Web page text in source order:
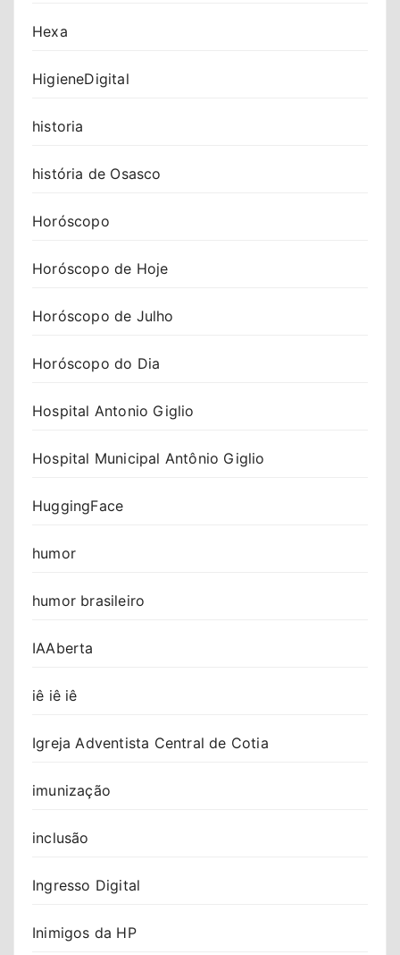
Hexa
HigieneDigital
historia
história de Osasco
Horóscopo
Horóscopo de Hoje
Horóscopo de Julho
Horóscopo do Dia
Hospital Antonio Giglio
Hospital Municipal Antônio Giglio
HuggingFace
humor
humor brasileiro
IAAberta
iê iê iê
Igreja Adventista Central de Cotia
imunização
inclusão
Ingresso Digital
Inimigos da HP